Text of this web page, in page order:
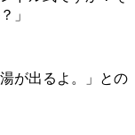
」
が出るよ。」との